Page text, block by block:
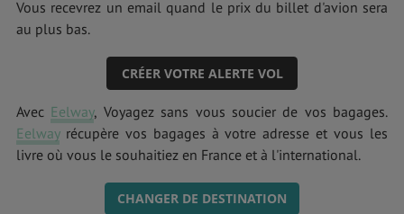
Vous recevrez un email quand le prix du billet d'avion sera
au plus bas.
CRÉER VOTRE ALERTE VOL
Avec Eelway, Voyagez sans vous soucier de vos bagages.
Eelwayrécupère vos bagages à votre adresse et vous les
livre où vous le souhaitiez en France et à l'international.
CHANGER DE DESTINATION